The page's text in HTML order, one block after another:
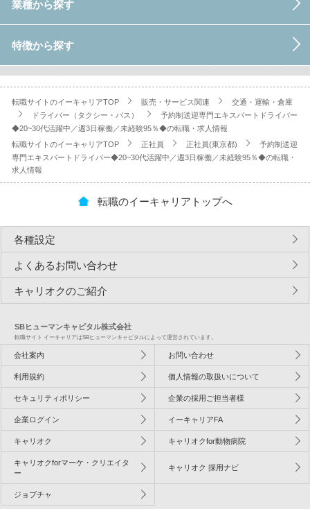
業種から探す
特徴から探す
転職サイトのイーキャリアTOP 販売・サービス関連
交通・運輸・倉庫
ドライバー（タクシー・バス）
予約制送迎専門エキスパートドライバー
◆20~30代活躍中／週3日稼働／未経験95％◆の転職・求人情報
転職サイトのイーキャリアTOP
正社員 正社員(東京都)
予約制送迎
専門エキスパートドライバー◆20~30代活躍中／週3日稼働／未経験95％◆の転職・
求人情報
転職のイーキャリアトップへ
各種設定
よくあるお問い合わせ
キャリオクのご紹介
SBヒューマンキャピタル株式会社
転職サイト イーキャリアはSBヒューマンキャピタルによって運営されています。
会社案内 お問い合わせ
利用規約 個人情報の取扱いについて
セキュリティポリシー 企業の採用ご担当者様
企業ログイン イーキャリアFA
キャリオク キャリオクfor動物病院
キャリオクforマーケ・クリエイタ
ー
キャリオク 採用ナビ
ジョブチャ